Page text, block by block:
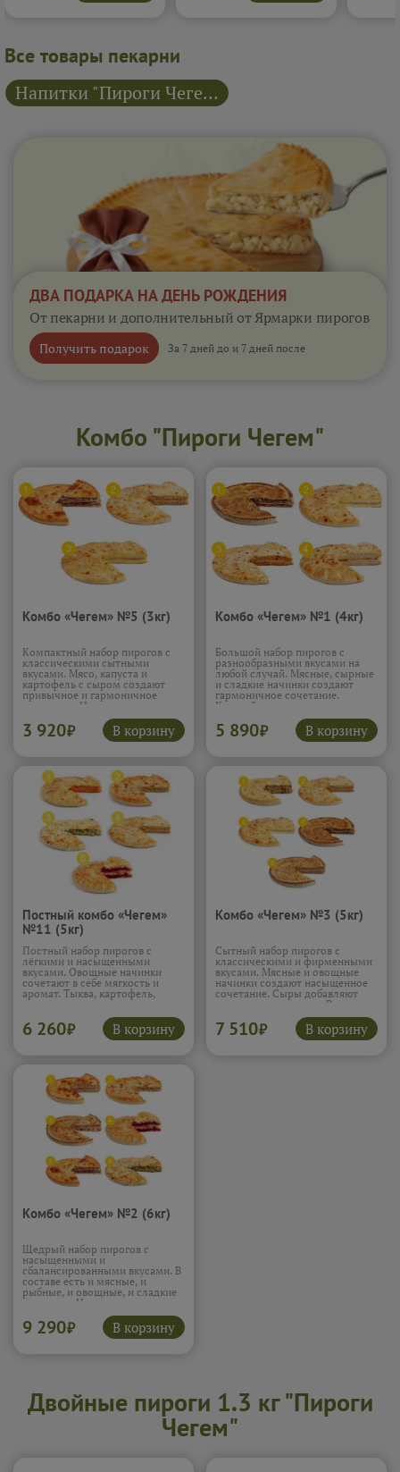
Подробнее...
Все товары пекарни
Напитки "Пироги Чегем"
ДВА ПОДАРКА НА ДЕНЬ РОЖДЕНИЯ
От пекарни и дополнительный от Ярмарки пирогов
Получить подарок За 7 дней до и 7 дней после
Комбо "Пироги Чегем"
Комбо «Чегем» №5 (3кг)
Компактный набор пирогов с
классическими сытными
вкусами. Мясо, капуста и
картофель с сыром создают
привычное и гармоничное
сочетание. Начинки сочные и
насыщенные. Такой набор
хорошо подойдёт для
небольшого застолья. Сытно и
3 920₽ В корзину
Комбо «Чегем» №1 (4кг)
Большой набор пирогов с
разнообразными вкусами на
любой случай. Мясные, сырные
и сладкие начинки создают
гармоничное сочетание.
Каждый пирог раскрывается
по-своему, от насыщенного до
нежного. Такой набор подходит
для компании и позволяет
5 890₽ В корзину
Постный комбо «Чегем»
№11 (5кг)
Постный набор пирогов с
лёгкими и насыщенными
вкусами. Овощные начинки
сочетают в себе мягкость и
аромат. Тыква, картофель,
зелень и капуста создают
разнообразие текстур. Вишня
добавляет сладкий акцент.
Набор получается лёгким, но
6 260₽ В корзину
Комбо «Чегем» №3 (5кг)
Сытный набор пирогов с
классическими и фирменными
вкусами. Мясные и овощные
начинки создают насыщенное
сочетание. Сыры добавляют
мягкость и тягучесть. Вкус
получается разнообразным и
сбалансированным. Отличный
вариант для плотного застолья.
7 510₽ В корзину
Комбо «Чегем» №2 (6кг)
Щедрый набор пирогов с
насыщенными и
сбалансированными вкусами. В
составе есть и мясные, и
рыбные, и овощные, и сладкие
варианты. Начинки сочные,
ароматные и разнообразные по
текстуре. Такой набор идеально
подойдёт для большой
9 290₽ В корзину
Двойные пироги 1.3 кг "Пироги
Чегем"